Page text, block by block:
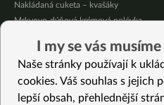
Nakládaná cuketa – kvašáky
Mrkvovo-dýňová krémová polévka
Osvěžující čaj s citronovými bylinkami
Nepečený jablečný dort s rybízem
Vybrané recepty
I my se vás
Naše stránky používají k
cookies. Váš souhlas s jejich
lepší obsah, přehlednější